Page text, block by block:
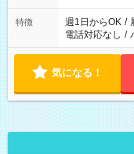
特徴 週1日からOK /
電話対応なし /
気になる！